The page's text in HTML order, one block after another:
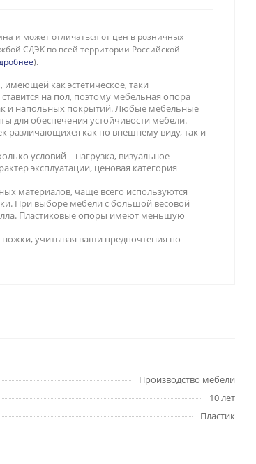
и может отличаться от цен в розничных
СДЭК по всей территории Российской
).
как эстетическое, таки
на пол, поэтому мебельная опора
и напольных покрытий. Любые мебельные
для обеспечения устойчивости мебели.
различающихся как по внешнему виду, так и
условий – нагрузка, визуальное
эксплуатации, ценовая категория
материалов, чаще всего используются
При выборе мебели с большой весовой
Пластиковые опоры имеют меньшую
учитывая ваши предпочтения по
Производство мебели
10 лет
Пластик